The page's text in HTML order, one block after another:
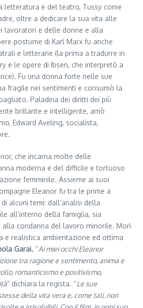
letteratura e del teatro, Tussy come
oltre a dedicare la sua vita alle
lavoratori e delle donne e alla
postume di Karl Marx fu anche
e letterarie (la prima a tradurre in
e le opere di Ibsen, che interpretò a
Fu una donna forte nelle sue
fragile nei sentimenti e consumò la
Paladina dei diritti dei più
brillante e intelligente, amò
Edward Aveling, socialista,
che incarna molte delle
moderna e del difficile e tortuoso
femminile. Assieme ai suoi
Eleanor fu tra le prime a
alcuni temi: dall’analisi della
all’interno della famiglia, sia
alla condanna del lavoro minorile. Morì
e realistica ambientazione ed ottima
Garai. “Ai miei occhi Eleanor
tra ragione e sentimento, anima e
romanticismo e positivismo,
” dichiara la regista. “Le sue
della vita vera e, come tali, non